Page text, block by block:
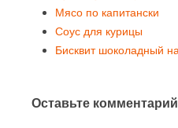
Мясо по капитански
Соус для курицы
Бисквит шоколадный
Оставьте